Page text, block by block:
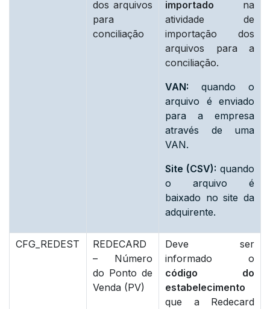
dos arquivos
para
conciliação
importado na
atividade de
importação dos
arquivos para a
conciliação.
VAN: quando o
arquivo é enviado
para a empresa
através de uma
VAN.
Site (CSV): quando
o arquivo é
baixado no site da
adquirente.
CFG_REDEST
REDECARD
– Número
do Ponto de
Venda (PV)
Deve ser
informado o
código do
estabelecimento
que a Redecard